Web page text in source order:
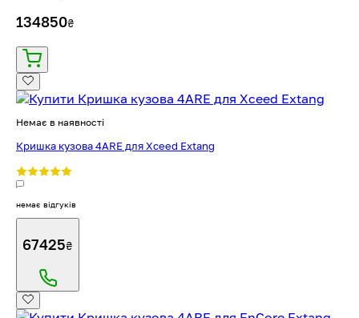
134850₴
Немає в наявності
Кришка кузова 4ARE для Xceed Extang
немає відгуків
67425₴